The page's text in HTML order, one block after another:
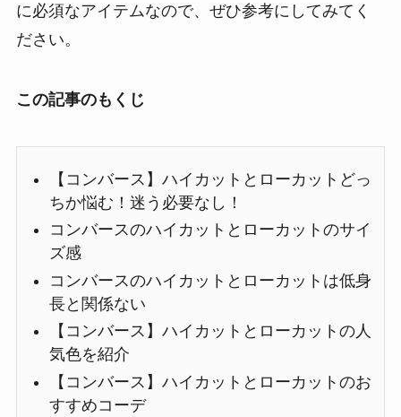
に必須なアイテムなので、ぜひ参考にしてみてく
ださい。
この記事のもくじ
【コンバース】ハイカットとローカットどっ
ちか悩む！迷う必要なし！
コンバースのハイカットとローカットのサイ
ズ感
コンバースのハイカットとローカットは低身
長と関係ない
【コンバース】ハイカットとローカットの人
気色を紹介
【コンバース】ハイカットとローカットのお
すすめコーデ